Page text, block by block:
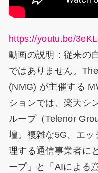
https://youtu.be/
動画の説明：従来の
ではありません。
(NMG) が主催する
ションでは、楽天シ
ループ（Telenor
壇。複雑な5G、エッ
理する通信事業者に
ープ」と「AIによる